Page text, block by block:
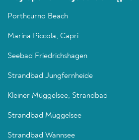
Porthcurno Beach
Marina Piccola, Capri
Seebad Friedrichshagen
Strandbad Jungfernheide
Kleiner Müggelsee, Strandbad
Strandbad Müggelsee
Strandbad Wannsee